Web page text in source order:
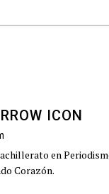
en
Corazón.